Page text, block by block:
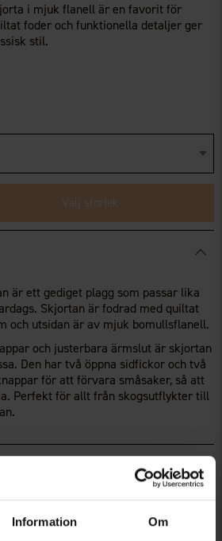
Information Om
i mjuk flanell är en favorit för
foder och funktionella detaljer ger
stil.
Välj storlek
är ett gediget plagg som passar lika
Skjortan är fodrad med quiltat
och utsidan är av mjuk bomullsflanell.
och justerbara ärmslut är skjortan
Den har två öppna sidfickor och två
för att förvara småsaker, så att
Perfekt för allt från skogsutflykter till